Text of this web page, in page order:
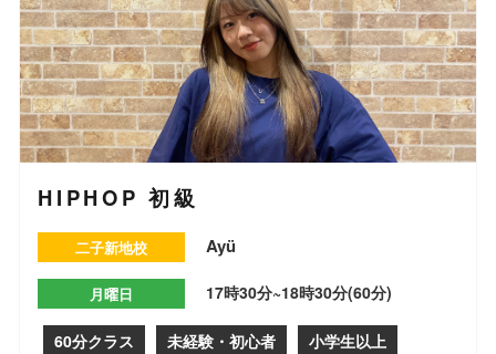
HIPHOP 初級
二子新地校 Ayü
月曜日 17時30分~18時30分(60分)
60分クラス 未経験・初心者 小学生以上